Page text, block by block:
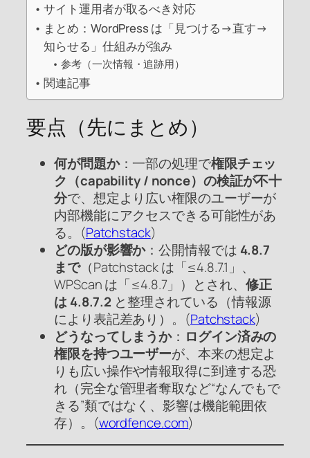
サイト運用者が取るべき対応
まとめ：WordPress は「見つける→直す→
知らせる」仕組みが強み
参考（一次情報・追跡用）
関連記事
要点（先にまとめ）
何が問題か：一部の処理で権限チェッ
ク（capability / nonce）の検証が不十
分で、想定より広い権限のユーザーが
内部機能にアクセスできる可能性があ
る。(Patchstack)
どの版が影響か：公開情報では 4.8.7
まで（Patchstack は「≤4.8.7.1」、
WPScan は「≤4.8.7」）とされ、 修正
は 4.8.7.2 と整理されている（情報源
により表記差あり）。(Patchstack)
どうなってしまうか： ログイン済みの
権限を持つユーザーが、本来の想定よ
りも広い操作や情報取得に到達する恐
れ（完全な管理者奪取など“なんでもで
きる”類ではなく、影響は機能範囲依
存）。(wordfence.com)